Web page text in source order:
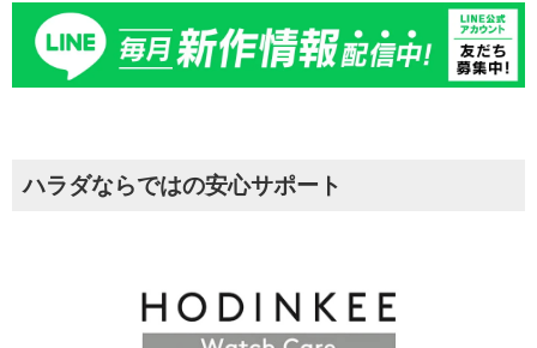
ハラダならではの安心サポート